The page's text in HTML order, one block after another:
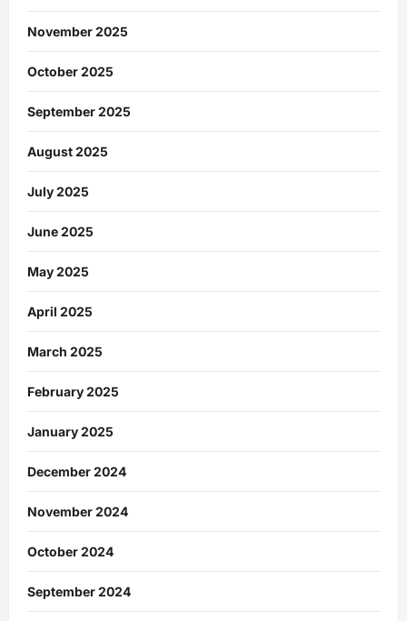
November 2025
October 2025
September 2025
August 2025
July 2025
June 2025
May 2025
April 2025
March 2025
February 2025
January 2025
December 2024
November 2024
October 2024
September 2024